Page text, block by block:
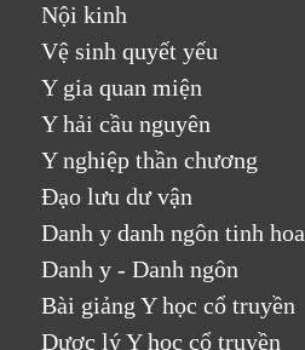
Nội kinh
Vệ sinh quyết yếu
Y gia quan miện
Y hải cầu nguyên
Y nghiệp thần chương
Đạo lưu dư vận
Danh y danh ngôn tinh hoa
Danh y - Danh ngôn
Bài giảng Y học cổ truyền
Dược lý Y học cổ truyền